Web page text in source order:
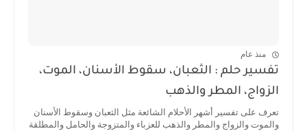
منذ عام
تفسير حلم : الثعبان، سقوط الأسنان، الموت،
الزواج، المطر والذهب
تعرف على تفسير أشهر الأحلام الشائعة مثل الثعبان وسقوط الأسنان
والموت والزواج والمطر والذهب للعزباء والمتزوجة والحامل والمطلقة